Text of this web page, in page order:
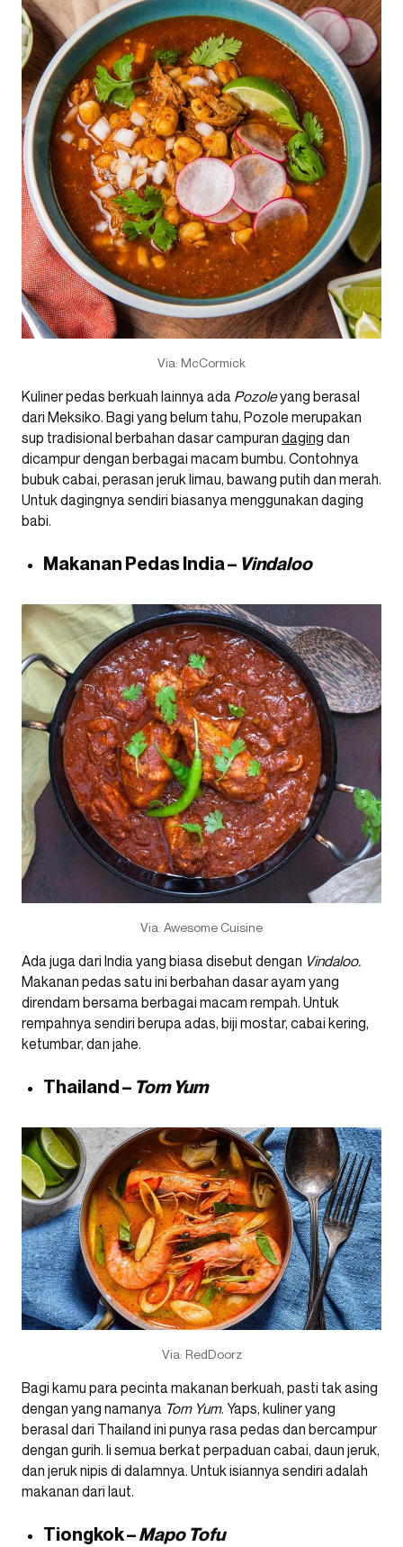
Via: McCormick
Kuliner pedas berkuah lainnya ada Pozoleyang berasal
dari Meksiko. Bagi yang belum tahu, Pozole merupakan
sup tradisional berbahan dasar campuran daging dan
dicampur dengan berbagai macam bumbu. Contohnya
bubuk cabai, perasan jeruk limau, bawang putih dan merah.
Untuk dagingnya sendiri biasanya menggunakan daging
babi.
Makanan Pedas India – Vindaloo
Via: Awesome Cuisine
Ada juga dari India yang biasa disebut dengan Vindaloo.
Makanan pedas satu ini berbahan dasar ayam yang
direndam bersama berbagai macam rempah. Untuk
rempahnya sendiri berupa adas, biji mostar, cabai kering,
ketumbar, dan jahe.
Thailand – Tom Yum
Via: RedDoorz
Bagi kamu para pecinta makanan berkuah, pasti tak asing
dengan yang namanya Tom Yum. Yaps, kuliner yang
berasal dari Thailand ini punya rasa pedas dan bercampur
dengan gurih. Ii semua berkat perpaduan cabai, daun jeruk,
dan jeruk nipis di dalamnya. Untuk isiannya sendiri adalah
makanan dari laut.
Tiongkok –Mapo Tofu